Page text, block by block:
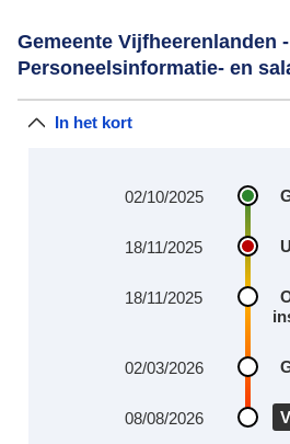
Gemeente Vijfheerenlanden -
Personeelsinformatie- en
In het kort
02/10/2025
18/11/2025
18/11/2025
02/03/2026
08/08/2026